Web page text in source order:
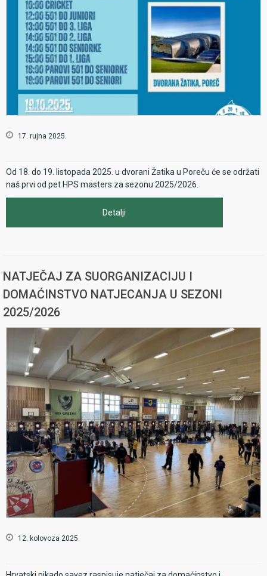
17. rujna 2025.
Od 18. do 19. listopada 2025. u dvorani Žatika u Poreču će se održati
naš prvi od pet HPS masters za sezonu 2025/2026.
Detalji
NATJEČAJ ZA SUORGANIZACIJU I
DOMAĆINSTVO NATJECANJA U SEZONI
2025/2026
12. kolovoza 2025.